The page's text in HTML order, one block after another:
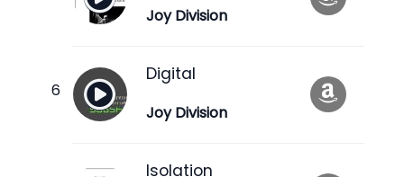
Joy Division
Digital
Joy Division
Isolation